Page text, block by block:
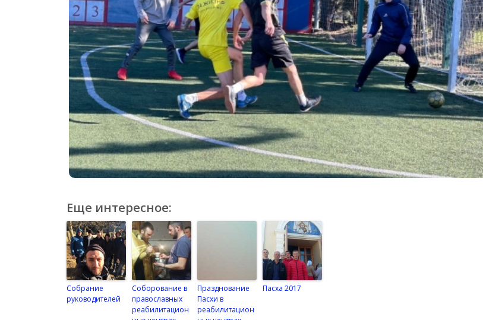
Еще интересное:
Собрание
руководителей
Соборование в
православных
реабилитацион
Празднование
Пасхи в
реабилитацион
Пасха 2017